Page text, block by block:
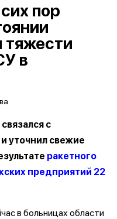
пор
тяжести
в
с
уточнил свежие
ракетного
предприятий 22
в больницах области